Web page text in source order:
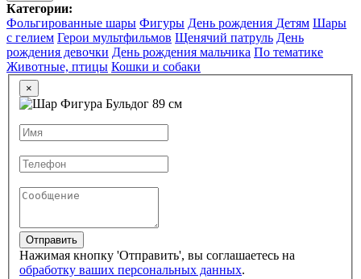
Категории:
Фольгированные шары Фигуры День рождения Детям Шары
с гелием Герои мультфильмов Щенячий патруль День
рождения девочки День рождения мальчика По тематике
Животные, птицы Кошки и собаки
×
Отправить
Нажимая кнопку 'Отправить', вы соглашаетесь на
обработку ваших персональных данных.